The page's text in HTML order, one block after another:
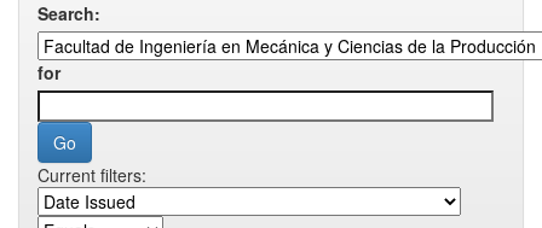
Search:
for
Current filters: